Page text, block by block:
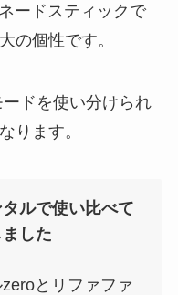
ードスティックで
の個性です。
ドを使い分けられ
ります。
タルで使い比べて
した
とリファファ